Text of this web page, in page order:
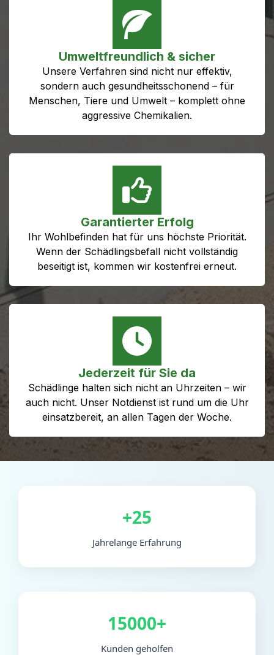
Umweltfreundlich & sicher
Unsere Verfahren sind nicht nur effektiv,
sondern auch gesundheitsschonend – für
Menschen, Tiere und Umwelt – komplett ohne
aggressive Chemikalien.
Garantierter Erfolg
Ihr Wohlbefinden hat für uns höchste Priorität.
Wenn der Schädlingsbefall nicht vollständig
beseitigt ist, kommen wir kostenfrei erneut.
Jederzeit für Sie da
Schädlinge halten sich nicht an Uhrzeiten – wir
auch nicht. Unser Notdienst ist rund um die Uhr
einsatzbereit, an allen Tagen der Woche.
+25
Jahrelange Erfahrung
15000+
Kunden geholfen